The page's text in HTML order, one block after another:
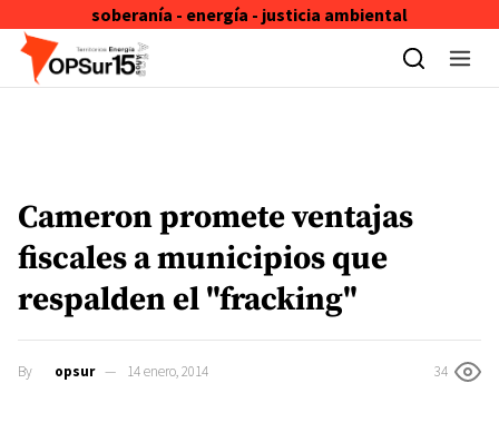
soberanía - energía - justicia ambiental
Skip to content
Cameron promete ventajas
fiscales a municipios que
respalden el "fracking"
By opsur 14 enero, 2014 34